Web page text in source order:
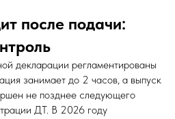
после подачи:
декларации регламентированы
занимает до 2 часов, а выпуск
не позднее следующего
ДТ. В 2026 году